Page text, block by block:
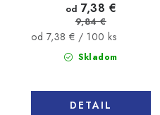
Skladom
od 7,38 €
9,84 €
Jednotková
od 7,38 € / 100 ks
DETAIL